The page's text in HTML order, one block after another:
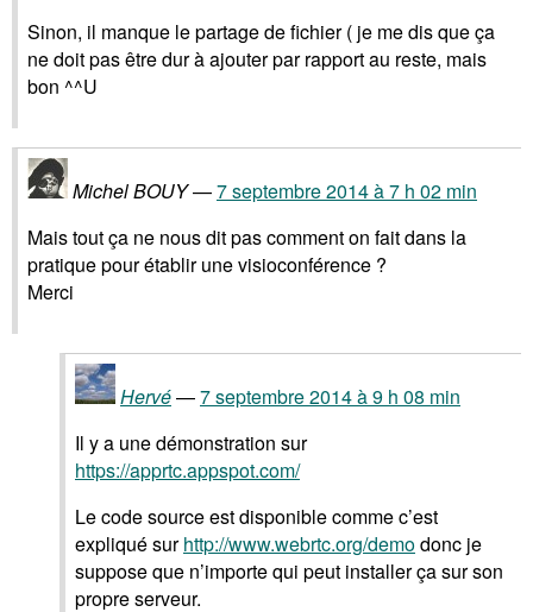
Sinon, il manque le partage de fichier ( je me dis que ça
ne doit pas être dur à ajouter par rapport au reste, mais
bon ^^U
Michel BOUY
7 septembre 2014 à 7 h 02 min
Mais tout ça ne nous dit pas comment on fait dans la
pratique pour établir une visioconférence ?
Merci
Hervé
7 septembre 2014 à 9 h 08 min
Il y a une démonstration sur
https://apprtc.appspot.com/
Le code source est disponible comme c’est
expliqué surhttp://www.webrtc.org/demodonc je
suppose que n’importe qui peut installer ça sur son
propre serveur.